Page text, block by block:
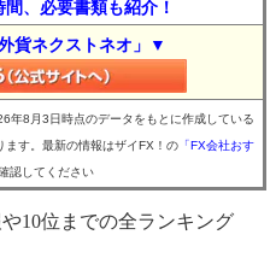
、必要書類も紹介！
貨ネクストネオ」▼
年8月3日時点のデータをもとに作成している
ます。最新の情報はザイFX！の 「FX会社おす
認してください
10位までの全ランキング